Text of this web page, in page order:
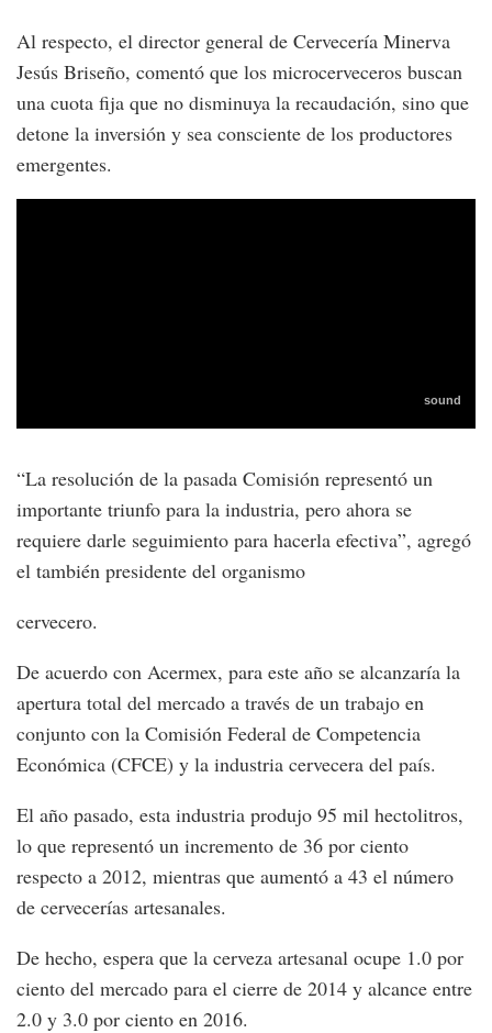
Al respecto, el director general de Cervecería Minerva
Jesús Briseño, comentó que los microcerveceros buscan
una cuota fija que no disminuya la recaudación, sino que
detone la inversión y sea consciente de los productores
emergentes.
“La resolución de la pasada Comisión representó un
importante triunfo para la industria, pero ahora se
requiere darle seguimiento para hacerla efectiva”, agregó
el también presidente del organismo
cervecero.
De acuerdo con Acermex, para este año se alcanzaría la
apertura total del mercado a través de un trabajo en
conjunto con la Comisión Federal de Competencia
Económica (CFCE) y la industria cervecera del país.
El año pasado, esta industria produjo 95 mil hectolitros,
lo que representó un incremento de 36 por ciento
respecto a 2012, mientras que aumentó a 43 el número
de cervecerías artesanales.
De hecho, espera que la cerveza artesanal ocupe 1.0 por
ciento del mercado para el cierre de 2014 y alcance entre
2.0 y 3.0 por ciento en 2016.